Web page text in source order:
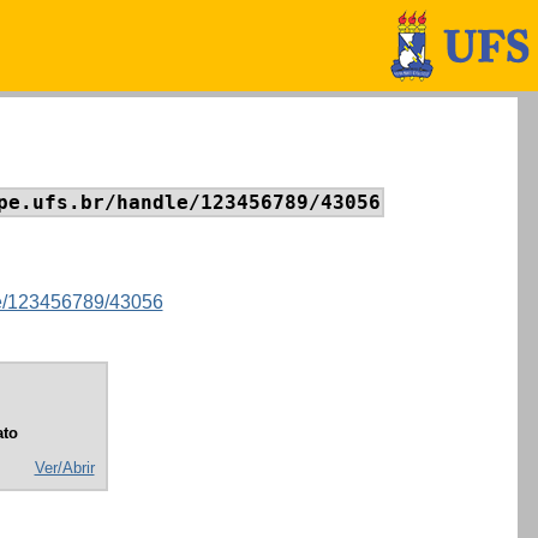
handle/123456789/43056
123456789/43056
Ver/Abrir